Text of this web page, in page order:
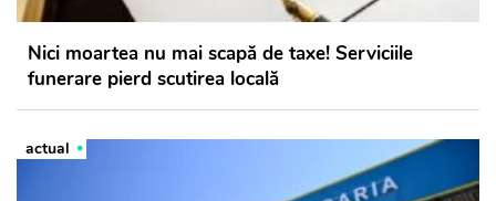
Nici moartea nu mai scapă de taxe! Serviciile
funerare pierd scutirea locală
actual